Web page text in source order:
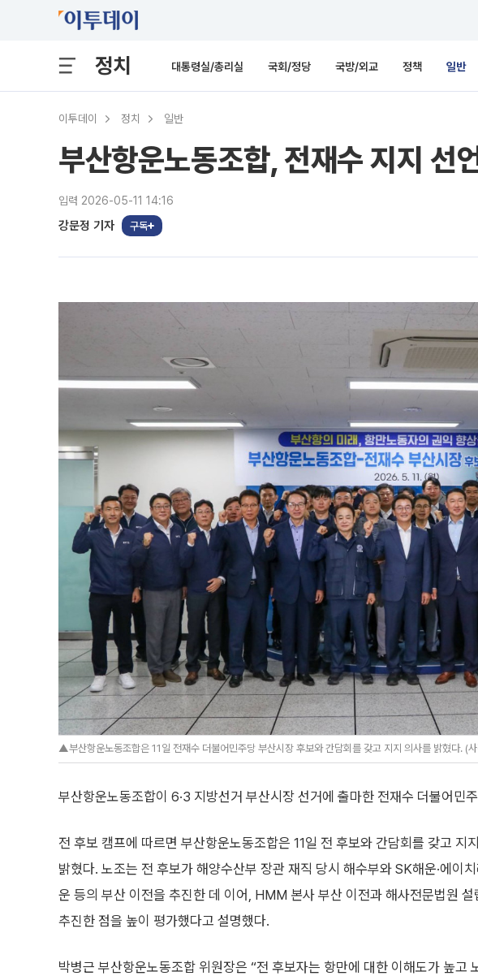
정치 대통령실/총리실 국회/정당 국방/외교 정책 일반
이투데이 정치 일반
부산항운노동조합, 전재수 지지
입력 2026-05-11 14:16
강문정 기자 구독
▲부산항운노동조합은 11일 전재수 더불어민주당 부산시장 후보와 간담회를 갖고 지지 의사를 밝혔다. (
부산항운노동조합이 6·3 지방선거 부산시장 선거에 출마한 전재수 더불어민
전 후보 캠프에 따르면 부산항운노동조합은 11일 전 후보와 간담회를 갖고 지
밝혔다. 노조는 전 후보가 해양수산부 장관 재직 당시 해수부와 SK해운·에이치
운 등의 부산 이전을 추진한 데 이어, HMM 본사 부산 이전과 해사전문법원 설
추진한 점을 높이 평가했다고 설명했다.
박병근 부산항운노동조합 위원장은 “전 후보자는 항만에 대한 이해도가 높고